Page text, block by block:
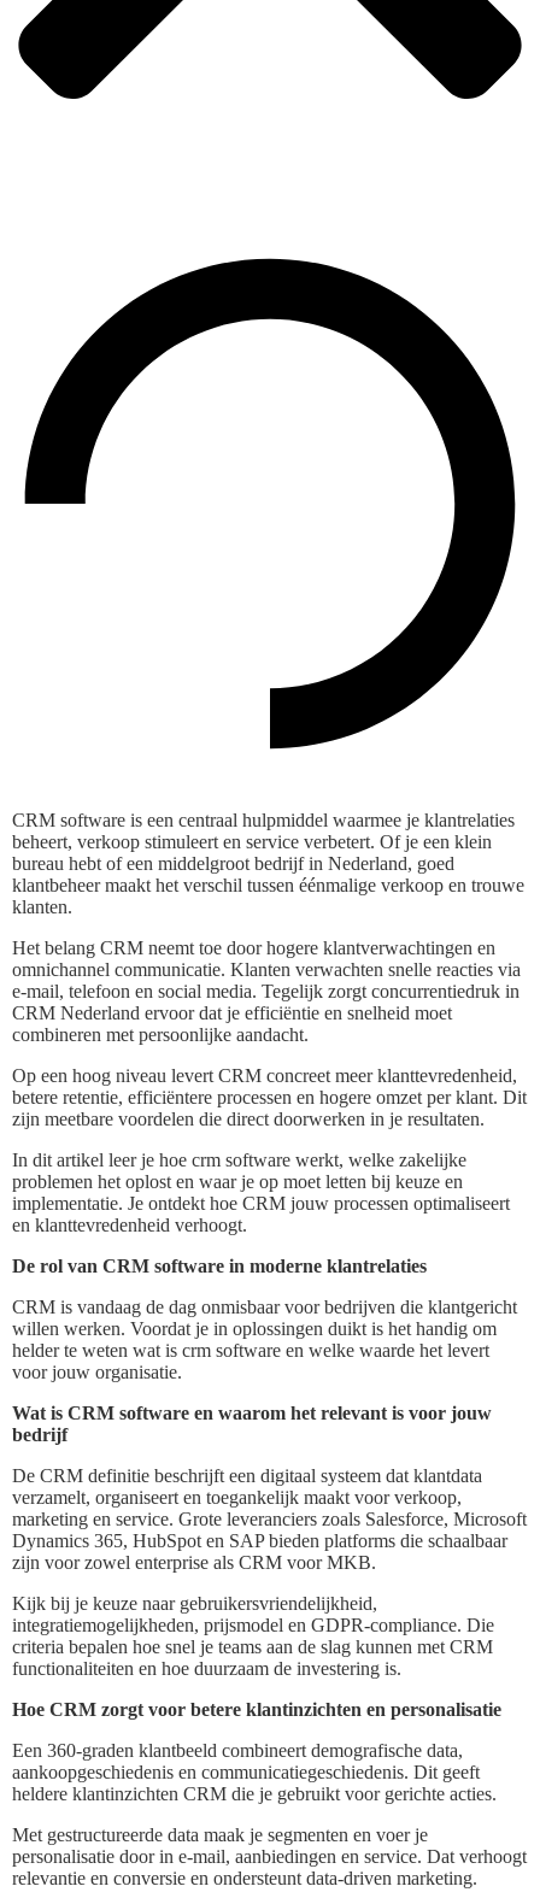
CRM software is een centraal hulpmiddel waarmee je klantrelaties
beheert, verkoop stimuleert en service verbetert. Of je een klein
bureau hebt of een middelgroot bedrijf in Nederland, goed
klantbeheer maakt het verschil tussen éénmalige verkoop en trouwe
klanten.
Het belang CRM neemt toe door hogere klantverwachtingen en
omnichannel communicatie. Klanten verwachten snelle reacties via
e-mail, telefoon en social media. Tegelijk zorgt concurrentiedruk in
CRM Nederland ervoor dat je efficiëntie en snelheid moet
combineren met persoonlijke aandacht.
Op een hoog niveau levert CRM concreet meer klanttevredenheid,
betere retentie, efficiëntere processen en hogere omzet per klant. Dit
zijn meetbare voordelen die direct doorwerken in je resultaten.
In dit artikel leer je hoe crm software werkt, welke zakelijke
problemen het oplost en waar je op moet letten bij keuze en
implementatie. Je ontdekt hoe CRM jouw processen optimaliseert
en klanttevredenheid verhoogt.
De rol van CRM software in moderne klantrelaties
CRM is vandaag de dag onmisbaar voor bedrijven die klantgericht
willen werken. Voordat je in oplossingen duikt is het handig om
helder te weten wat is crm software en welke waarde het levert
voor jouw organisatie.
Wat is CRM software en waarom het relevant is voor jouw
bedrijf
De CRM definitie beschrijft een digitaal systeem dat klantdata
verzamelt, organiseert en toegankelijk maakt voor verkoop,
marketing en service. Grote leveranciers zoals Salesforce, Microsoft
Dynamics 365, HubSpot en SAP bieden platforms die schaalbaar
zijn voor zowel enterprise als CRM voor MKB.
Kijk bij je keuze naar gebruikersvriendelijkheid,
integratiemogelijkheden, prijsmodel en GDPR-compliance. Die
criteria bepalen hoe snel je teams aan de slag kunnen met CRM
functionaliteiten en hoe duurzaam de investering is.
Hoe CRM zorgt voor betere klantinzichten en personalisatie
Een 360-graden klantbeeld combineert demografische data,
aankoopgeschiedenis en communicatiegeschiedenis. Dit geeft
heldere klantinzichten CRM die je gebruikt voor gerichte acties.
Met gestructureerde data maak je segmenten en voer je
personalisatie door in e-mail, aanbiedingen en service. Dat verhoogt
relevantie en conversie en ondersteunt data-driven marketing.